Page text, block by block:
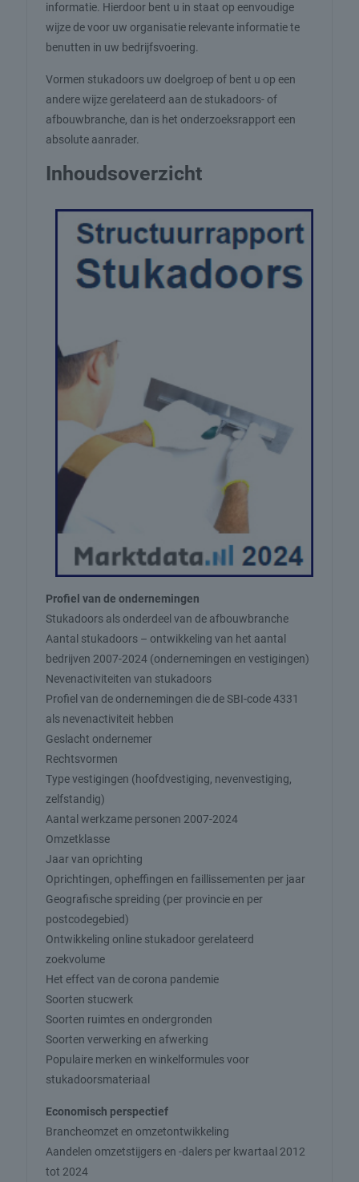
informatie. Hierdoor bent u in staat op eenvoudige
wijze de voor uw organisatie relevante informatie te
benutten in uw bedrijfsvoering.
Vormen stukadoors uw doelgroep of bent u op een
andere wijze gerelateerd aan de stukadoors- of
afbouwbranche, dan is het onderzoeksrapport een
absolute aanrader.
Inhoudsoverzicht
Profiel van de ondernemingen
Stukadoors als onderdeel van de afbouwbranche
Aantal stukadoors – ontwikkeling van het aantal
bedrijven 2007-2024 (ondernemingen en vestigingen)
Nevenactiviteiten van stukadoors
Profiel van de ondernemingen die de SBI-code 4331
als nevenactiviteit hebben
Geslacht ondernemer
Rechtsvormen
Type vestigingen (hoofdvestiging, nevenvestiging,
zelfstandig)
Aantal werkzame personen 2007-2024
Omzetklasse
Jaar van oprichting
Oprichtingen, opheffingen en faillissementen per jaar
Geografische spreiding (per provincie en per
postcodegebied)
Ontwikkeling online stukadoor gerelateerd
zoekvolume
Het effect van de corona pandemie
Soorten stucwerk
Soorten ruimtes en ondergronden
Soorten verwerking en afwerking
Populaire merken en winkelformules voor
stukadoorsmateriaal
Economisch perspectief
Brancheomzet en omzetontwikkeling
Aandelen omzetstijgers en -dalers per kwartaal 2012
tot 2024